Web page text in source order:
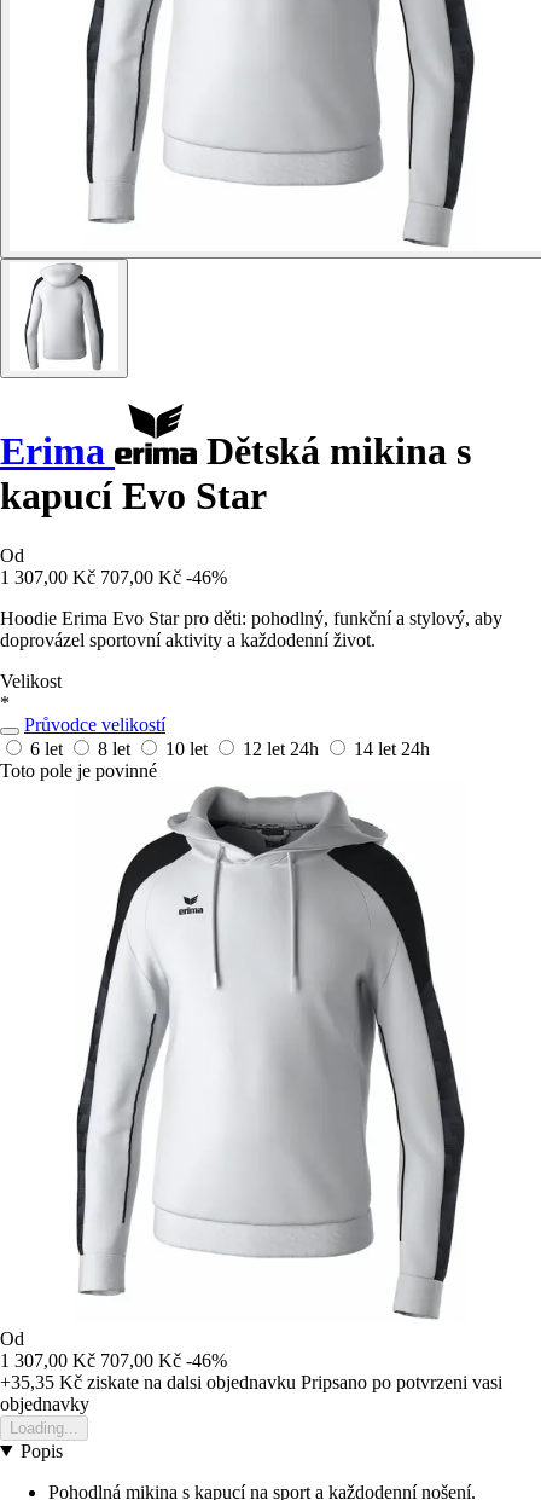
Erima
Dětská mikina s
kapucí Evo Star
Od
1 307,00 Kč 707,00 Kč -46%
Hoodie Erima Evo Star pro děti: pohodlný, funkční a stylový, aby
doprovázel sportovní aktivity a každodenní život.
Velikost
*
Průvodce velikostí
6 let
8 let 10 let 12 let 24h 14 let 24h
Toto pole je povinné
Od
1 307,00 Kč 707,00 Kč -46%
+35,35 Kč ziskate na dalsi objednavku Pripsano po potvrzeni vasi
objednavky
Loading...
Popis
Pohodlná mikina s kapucí na sport a každodenní nošení.